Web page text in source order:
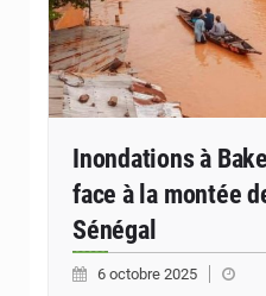
Inondations à
face à la montée
Sénégal
6 octobre 2025